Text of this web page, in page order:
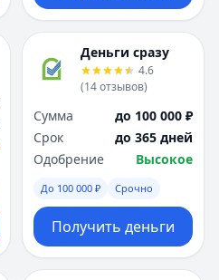
Деньги сразу
4.6
(14отзывов)
Сумма
до 100 000 ₽
Срок
до 365 дней
Одобрение
Высокое
До 100 000 ₽ Срочно
Получить деньги